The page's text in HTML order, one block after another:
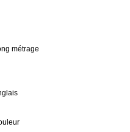
métrage